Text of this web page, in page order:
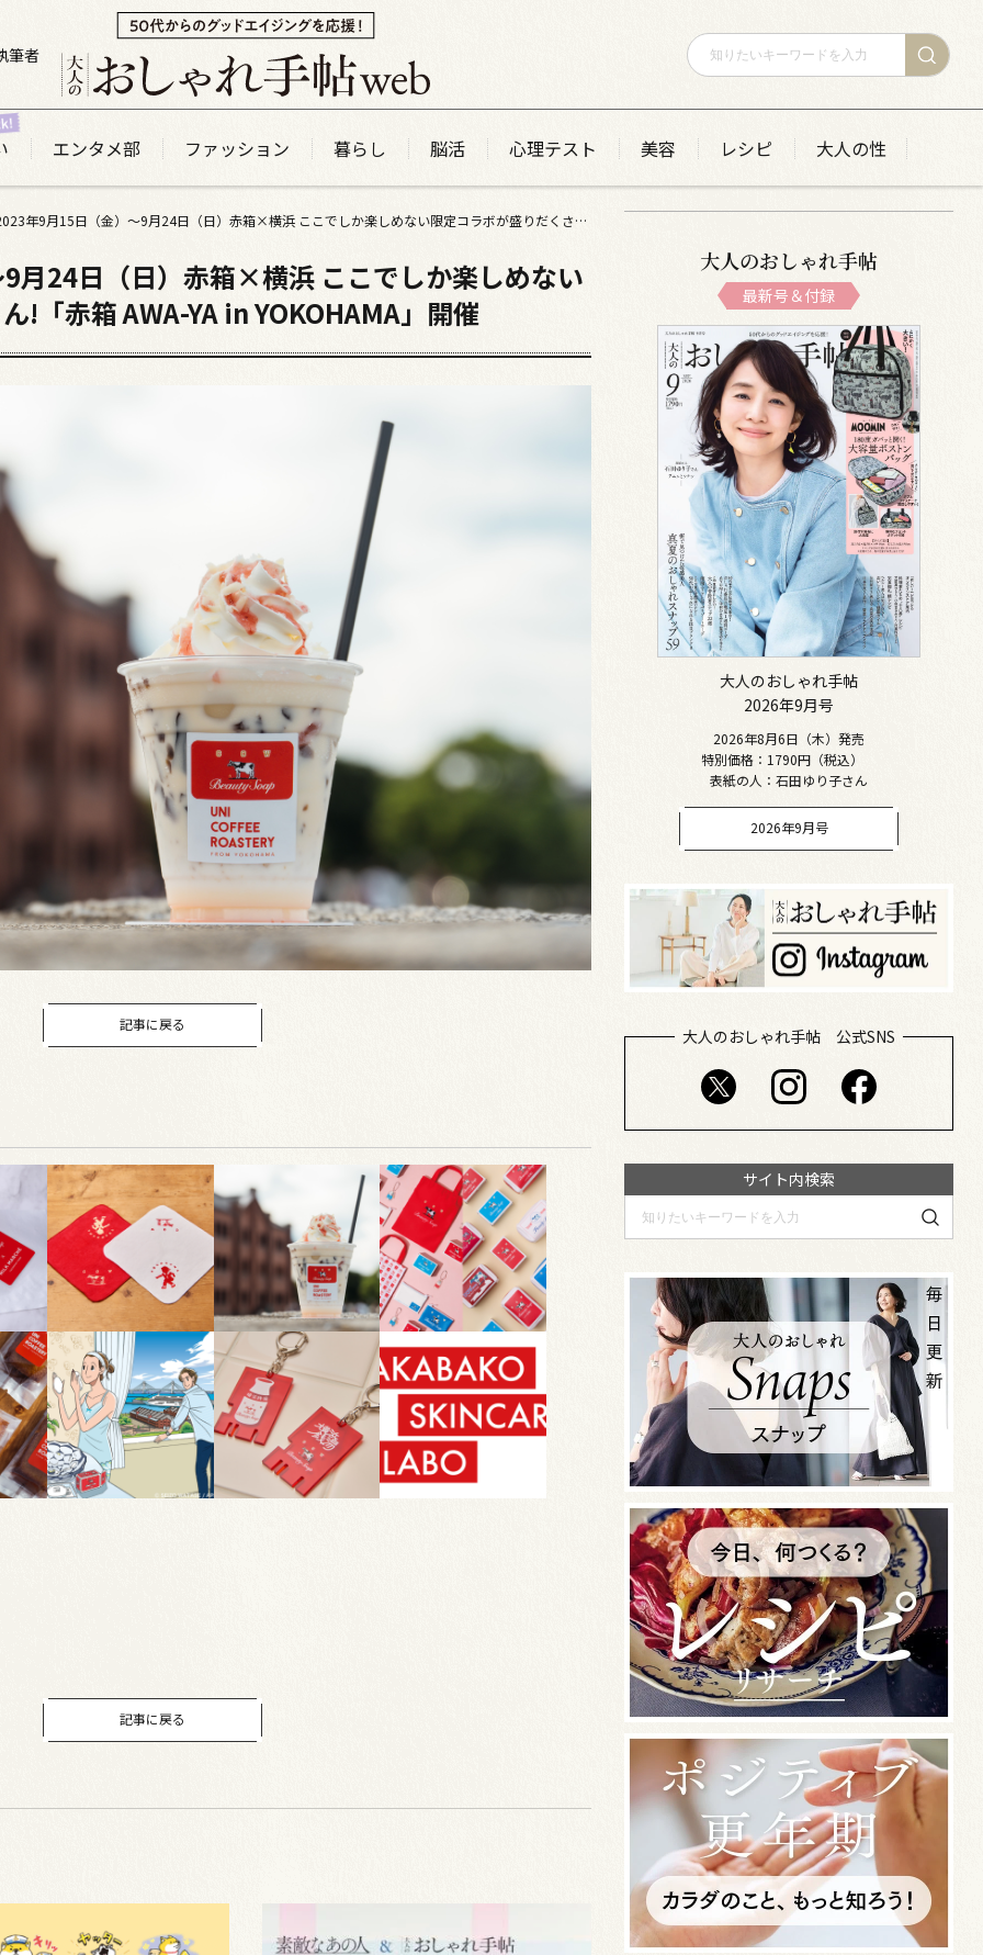
筆者
エンタメ部 ファッション 暮らし 脳活 心理テスト 美容 レシピ 大人の性
2023年9月15日（金）～9月24日（日）赤箱×横浜 ここでしか楽しめない限定コラボが盛りだくさん!「赤箱 AWA-YA in YOKOHAMA」開催
月24日（日）赤箱×横浜 ここでしか楽しめない
!「赤箱 AWA-YA in YOKOHAMA」開催
記事に戻る
記事に戻る
大人のおしゃれ手帖
最新号＆付録
大人のおしゃれ手帖
2026年9月号
2026年8月6日（木）発売
特別価格：1790円（税込）
表紙の人：石田ゆり子さん
2026年9月号
大人のおしゃれ手帖 公式SNS
サイト内検索